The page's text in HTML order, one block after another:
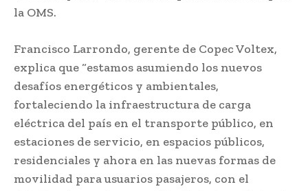
la OMS.
Francisco Larrondo, gerente de Copec Voltex,
explica que “estamos asumiendo los nuevos
desafíos energéticos y ambientales,
fortaleciendo la infraestructura de carga
eléctrica del país en el transporte público, en
estaciones de servicio, en espacios públicos,
residenciales y ahora en las nuevas formas de
movilidad para usuarios pasajeros, con el